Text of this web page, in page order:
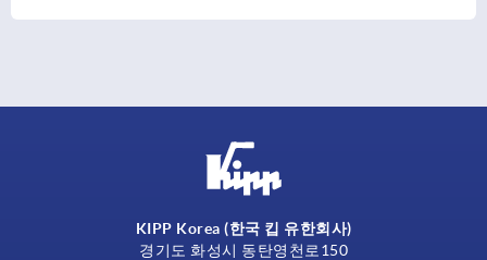
KIPP Korea (한국 킵 유한회사)
경기도 화성시 동탄영천로150